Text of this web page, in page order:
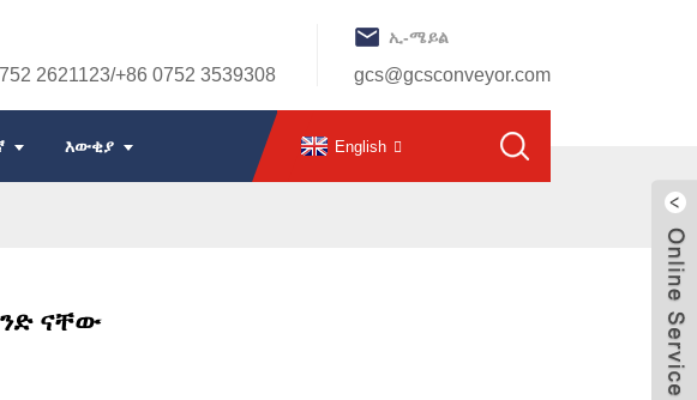
2621123/+86 0752 3539308
ኢ-ሜይል
gcs@gcsconveyor.com
እውቂያ English
ናቸው